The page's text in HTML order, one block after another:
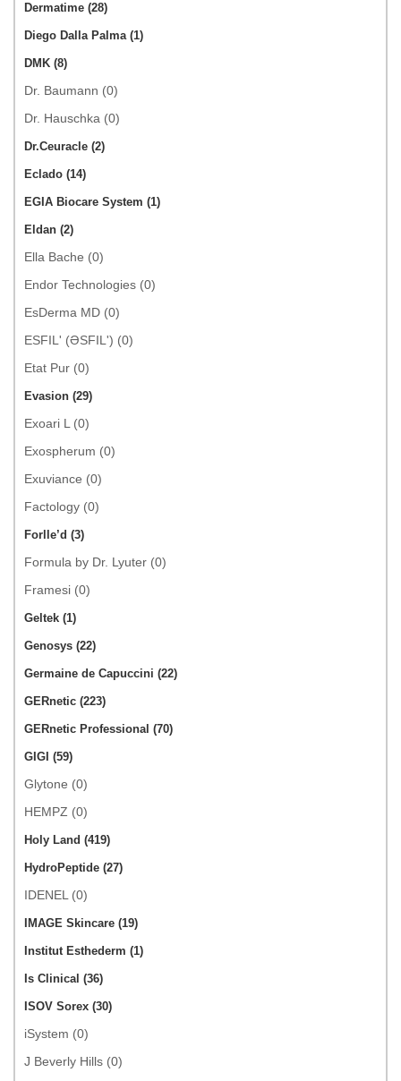
Dermatime (28)
Diego Dalla Palma (1)
DMK (8)
Dr. Baumann (0)
Dr. Hauschka (0)
Dr.Ceuracle (2)
Eclado (14)
EGIA Biocare System (1)
Eldan (2)
Ella Bache (0)
Endor Technologies (0)
EsDerma MD (0)
ESFIL' (ƏSFIL') (0)
Etat Pur (0)
Evasion (29)
Exoari L (0)
Exospherum (0)
Exuviance (0)
Factology (0)
Forlle’d (3)
Formula by Dr. Lyuter (0)
Framesi (0)
Geltek (1)
Genosys (22)
Germaine de Capuccini (22)
GERnetic (223)
GERnetic Professional (70)
GIGI (59)
Glytone (0)
HEMPZ (0)
Holy Land (419)
HydroPeptide (27)
IDENEL (0)
IMAGE Skincare (19)
Institut Esthederm (1)
Is Clinical (36)
ISOV Sorex (30)
iSystem (0)
J Beverly Hills (0)